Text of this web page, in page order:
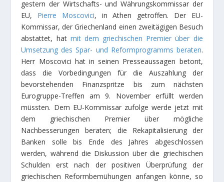
gestern der Wirtschafts- und Währungskommissar der
EU, Pierre Moscovici, in Athen getroffen. Der EU-
Kommissar, der Griechenland einen zweitägigen Besuch
abstattet, hat mit dem griechischen Premier über die
Umsetzung des Spar- und Reformprogramms beraten.
Herr Moscovici hat in seinen Presseaussagen betont,
dass die Vorbedingungen für die Auszahlung der
bevorstehenden Finanzspritze bis zum nächsten
Eurogruppe-Treffen am 9. November erfüllt werden
müssten. Dem EU-Kommissar zufolge werde jetzt mit
dem griechischen Premier über mögliche
Nachbesserungen beraten; die Rekapitalisierung der
Banken solle bis Ende des Jahres abgeschlossen
werden, während die Diskussion über die griechischen
Schulden erst nach der positiven Überprüfung der
griechischen Reformbemühungen anfangen könne, so